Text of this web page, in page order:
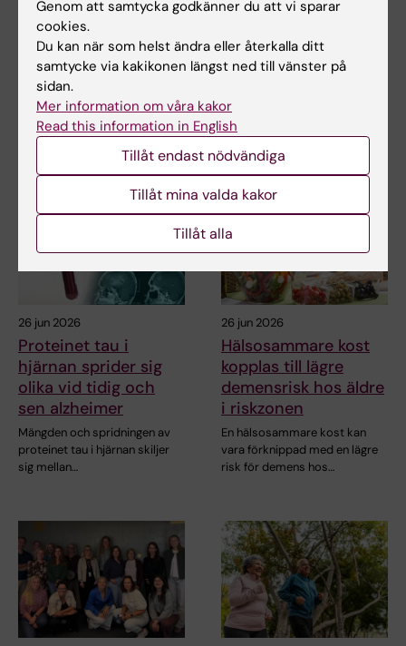
KI-forskare bidrar till
nya WHO-riktlinjer
för att förebygga
demens
Professor Miia Kivipelto och
flera forskare vid Karolinska
Institutet har…
Metaboliskt syndrom
åldrande av hjärnan
Personer med metaboliskt
hjärnor som verkar äldre…
26 jun 2026
Proteinet tau i
hjärnan sprider sig
olika vid tidig och
sen alzheimer
Mängden och spridningen av
proteinet tau i hjärnan skiljer
sig mellan…
26 jun 2026
Hälsosammare kost
kopplas till lägre
demensrisk hos äldre
i riskzonen
En hälsosammare kost kan
vara förknippad med en lägre
risk för demens hos…
Genom att samtycka godkänner du att vi sparar
cookies.
Du kan när som helst ändra eller återkalla ditt
samtycke via kakikonen längst ned till vänster på
sidan.
Mer information om våra kakor
Read this information in English
Tillåt endast nödvändiga
Tillåt mina valda kakor
Tillåt alla